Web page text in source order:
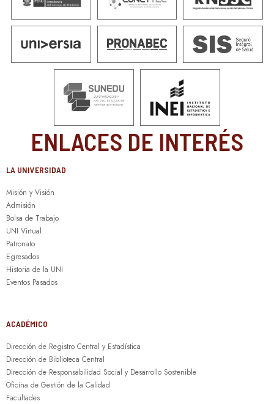
ENLACES DE INTERÉS
LA UNIVERSIDAD
Misión y Visión
Admisión
Bolsa de Trabajo
UNI Virtual
Patronato
Egresados
Historia de la UNI
Eventos Pasados
ACADÉMICO
Dirección de Registro Central y Estadística
Dirección de Biblioteca Central
Dirección de Responsabilidad Social y Desarrollo Sostenible
Oficina de Gestión de la Calidad
Facultades